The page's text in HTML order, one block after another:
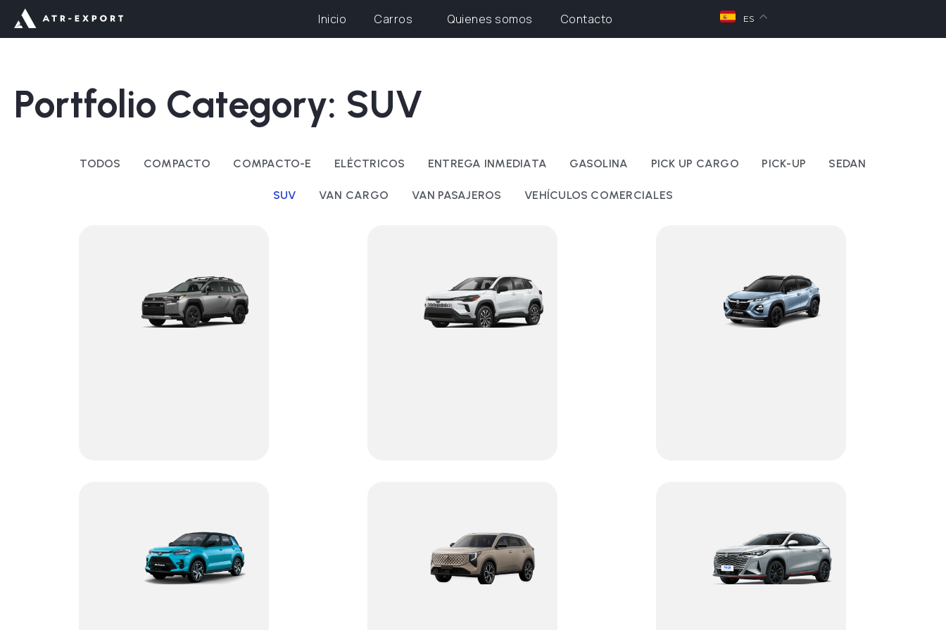
al
contenido
Inicio Carros Quienes somos Contacto ES
Portfolio Category: SUV
TODOS COMPACTO COMPACTO-E ELÉCTRICOS ENTREGA INMEDIATA GASOLINA PICK UP CARGO PICK-UP SEDAN
SUV VAN CARGO VAN PASAJEROS VEHÍCULOS COMERCIALES